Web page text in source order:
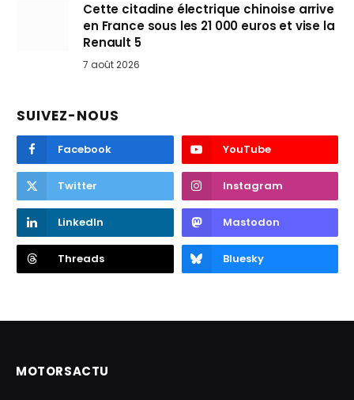
Cette citadine électrique chinoise arrive
en France sous les 21 000 euros et vise la
Renault 5
7 août 2026
SUIVEZ-NOUS
Facebook YouTube
Twitter Instagram
LinkedIn Mastodon
Threads Bluesky
MOTORSACTU